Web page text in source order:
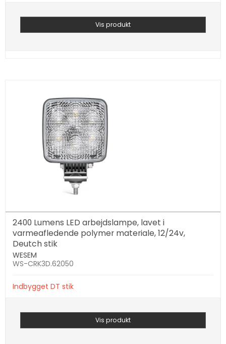
Vis produkt
2400 Lumens LED arbejdslampe, lavet i
varmeafledende polymer materiale, 12/24v,
Deutch stik
WESEM
WS-CRK3D.62050
Indbygget DT stik
Vis produkt